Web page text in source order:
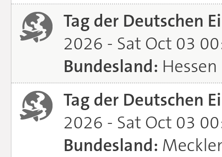
Tag der Deutschen
2026 - Sat Oct 03
Bundesland: Hessen
Tag der Deutschen
2026 - Sat Oct 03
Bundesland: